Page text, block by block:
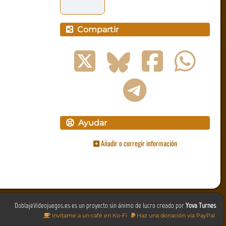
Compartir
Ayudar
Añadir o corregir información
DoblajeVideojuegos.es es un proyecto sin ánimo de lucro creado porYova Turnes
Invítame a un café en Ko-Fi Haz una donación vía PayPal